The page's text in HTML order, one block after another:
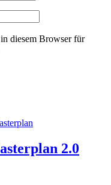
diesem Browser für
2.0